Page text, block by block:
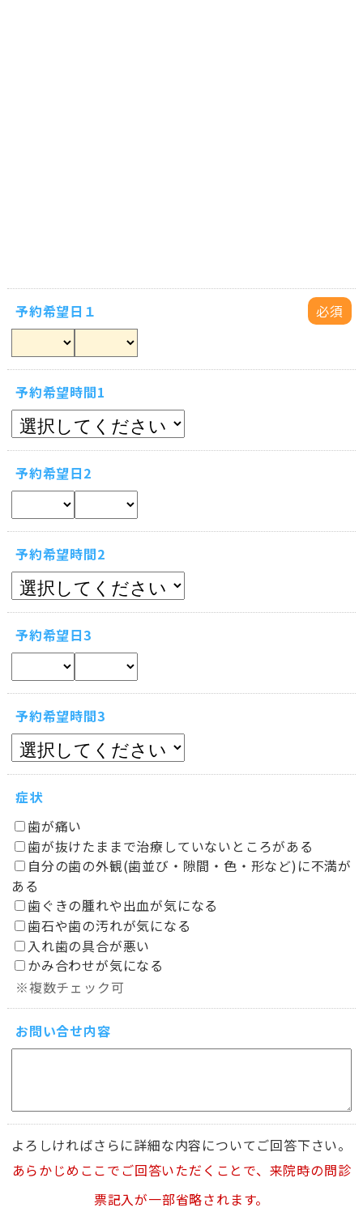
予約希望日１ 必須
予約希望時間1
予約希望日2
予約希望時間2
予約希望日3
予約希望時間3
症状
歯が痛い
歯が抜けたままで治療していないところがある
自分の歯の外観(歯並び・隙間・色・形など)に不満が
ある
歯ぐきの腫れや出血が気になる
歯石や歯の汚れが気になる
入れ歯の具合が悪い
かみ合わせが気になる
※複数チェック可
お問い合せ内容
よろしければさらに詳細な内容についてご回答下さい。
あらかじめここでご回答いただくことで、来院時の問診
票記入が一部省略されます。